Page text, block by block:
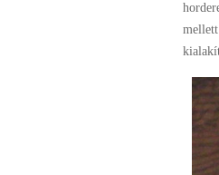
mellett